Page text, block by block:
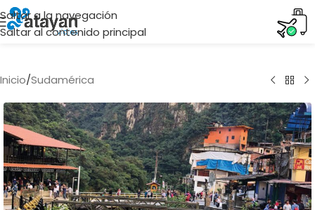
Saltar a la navegación
Saltar al contenido principal
Inicio/Sudamérica